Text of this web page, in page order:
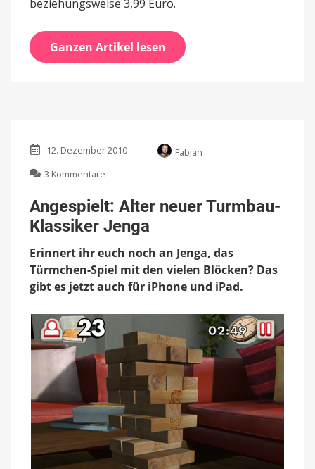
beziehungsweise 3,99 Euro.
Ganzen Artikel lesen
12. Dezember 2010
Fabian
3 Kommentare
Alter
neuer
Turmbau-
Jenga
Angespielt: Alter neuer Turmbau-
Klassiker Jenga
Erinnert ihr euch noch an Jenga, das
Türmchen-Spiel mit den vielen Blöcken? Das
gibt es jetzt auch für iPhone und iPad.